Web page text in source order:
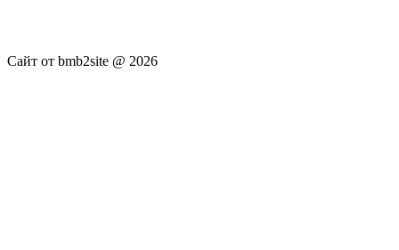
Сайт от bmb2site @ 2026